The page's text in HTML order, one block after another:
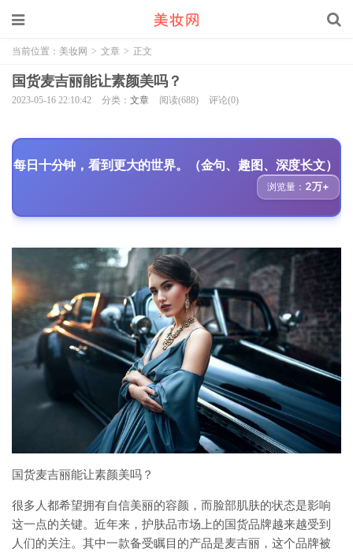
当前位置： 美妆网 > 文章 > 正文
国货麦吉丽能让素颜美吗？
2023-05-16 22:10:42 分类： 文章 阅读(688) 评论(0)
每日十分钟，看到更大的世界。（金句、趣图、深度长文）
浏览量： 2万+
国货麦吉丽能让素颜美吗？
很多人都希望拥有自信美丽的容颜，而脸部肌肤的状态是影响
这一点的关键。近年来，护肤品市场上的国货品牌越来越受到
人们的关注。其中一款备受瞩目的产品是麦吉丽，这个品牌被